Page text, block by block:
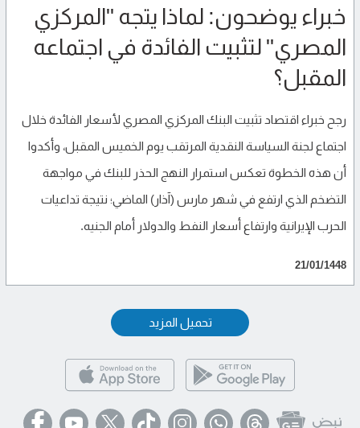
خبراء يوضحون: لماذا يتجه "المركزي
المصري" لتثبيت الفائدة في اجتماعه
المقبل؟
رجح خبراء اقتصاد تثبيت البنك المركزي المصري لأسعار الفائدة خلال
اجتماع لجنة السياسة النقدية المرتقب يوم الخميس المقبل، وأكدوا
أن هذه الخطوة تعكس استمرار النهج الحذر للبنك في مواجهة
التضخم الذي ارتفع في شهر مارس (آذار) الماضي؛ نتيجة تداعيات
الحرب الإيرانية وارتفاع أسعار النفط والدولار أمام الجنيه.
21/01/1448
تحميل المزيد